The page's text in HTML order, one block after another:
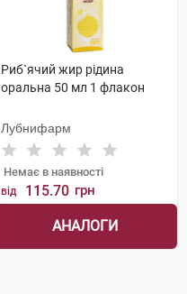
Риб`ячий жир рідина
оральна 50 мл 1 флакон
Лубнифарм
Немає в наявності
від 115.70 грн
АНАЛОГИ